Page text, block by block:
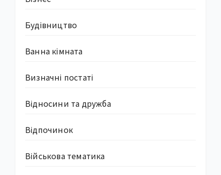
Будівництво
Ванна кімната
Визначні постаті
Відносини та дружба
Відпочинок
Військова тематика